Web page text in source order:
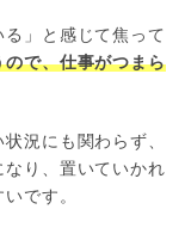
」と感じて焦って
で、仕事がつまら
況にも関わらず、
り、置いていかれ
です。